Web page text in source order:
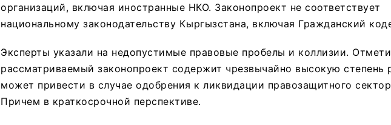
организаций, включая иностранные НКО. Законопроект не соответствует
национальному законодательству Кыргызстана, включая Гражданский
Эксперты указали на недопустимые правовые пробелы и коллизии.
рассматриваемый законопроект содержит чрезвычайно высокую степень
может привести в случае одобрения к ликвидации правозащитного
Причем в краткосрочной перспективе.